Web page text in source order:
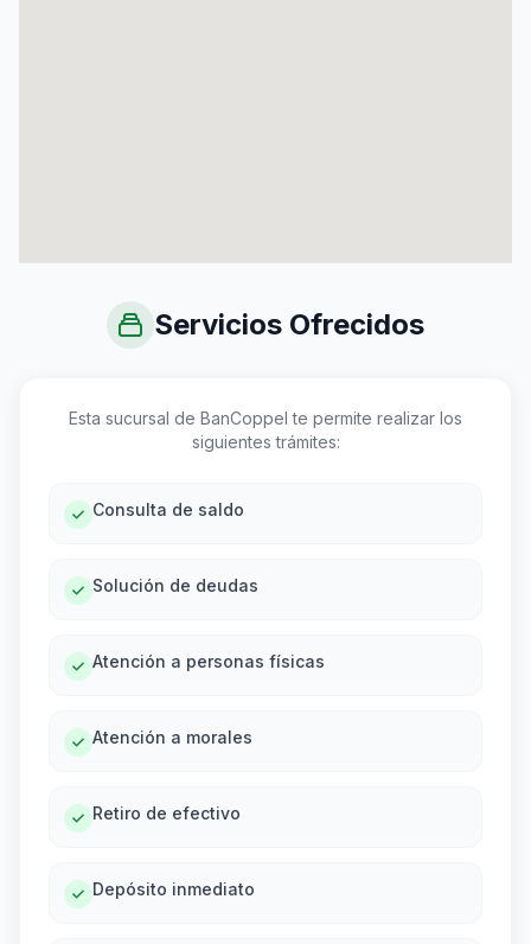
Servicios Ofrecidos
Esta sucursal de BanCoppel te permite realizar los
siguientes trámites:
Consulta de saldo
Solución de deudas
Atención a personas físicas
Atención a morales
Retiro de efectivo
Depósito inmediato